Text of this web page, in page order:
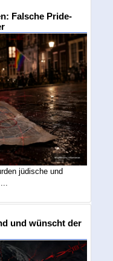
Falsche Pride-
jüdische und
und wünscht der